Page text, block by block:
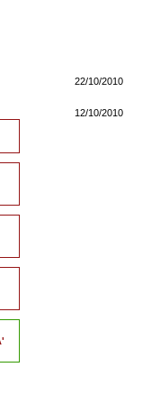
22/10/2010
12/10/2010